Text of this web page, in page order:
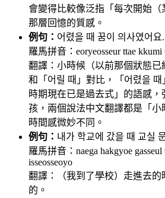
會變得比較像泛指「每次開始（
那層回憶的質感。
例句： 어렸을 때 꿈이 의사였어요.
羅馬拼音：eoryeosseur ttae kkumi
翻譯：小時候（以前那個狀態已
和「어릴 때」對比，「어렸을
時期現在已是過去式」的語感
孩，兩個說法中文翻譯都是「小
時間感微妙不同。
例句： 내가 학교에 갔을 때 교실
羅馬拼音：naega hakgyoe
isseosseoyo
翻譯：（我到了學校）走進去
的。